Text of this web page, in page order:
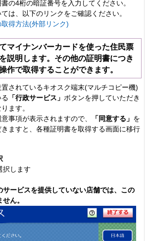
の4桁の暗証番号を入力してください。
は、以下のリンクをご確認ください。
得方法(外部リンク)
マイナンバーカードを使った住民票
説明します。その他の証明書につき
作で取得することができます。
されているキオスク端末(マルチコピー機)
「行政サービス」 ボタンを押していただき
ます。
事項が表示されますので、
「同意する」 を
ますと、各種証明書を取得する画面に移行
択します
サービスを提供していない店舗では、この
ん。